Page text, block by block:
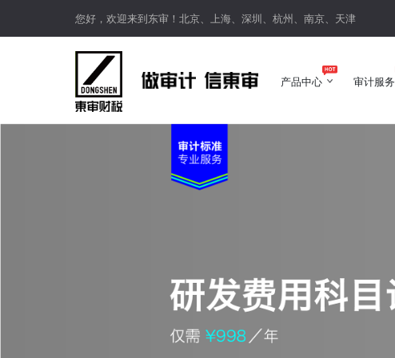
您好，欢迎来到东审！北京、上海、深圳、杭州、南京、天津
产品中心
产品中心
审计服务
审计服务